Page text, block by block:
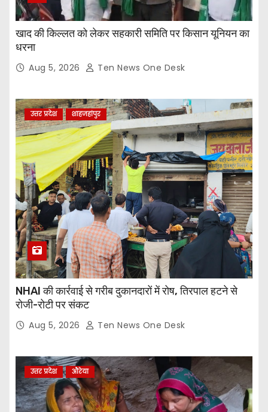
खाद की किल्लत को लेकर सहकारी समिति पर किसान यूनियन का
धरना
Aug 5, 2026 Ten News One Desk
उत्तर प्रदेश शाहजहांपुर
NHAI की कार्रवाई से गरीब दुकानदारों में रोष, तिरपाल हटने से
रोजी-रोटी पर संकट
Aug 5, 2026 Ten News One Desk
उत्तर प्रदेश औरेया